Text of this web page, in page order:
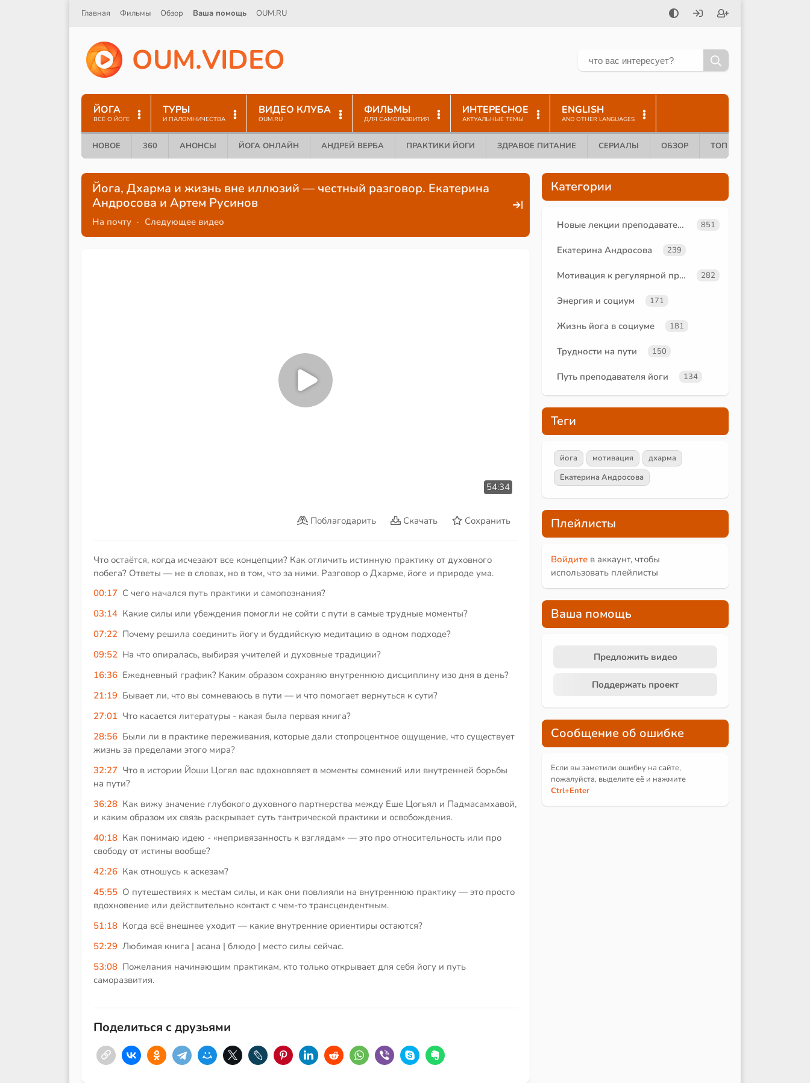
Главная Фильмы Обзор Ваша помощь OUM.RU
OUM.VIDEO
ЙОГА
ВСЁ О ЙОГЕ
ТУРЫ
И ПАЛОМНИЧЕСТВА
ВИДЕО КЛУБА
OUM.RU
ФИЛЬМЫ
ДЛЯ САМОРАЗВИТИЯ
ИНТЕРЕСНОЕ
АКТУАЛЬНЫЕ ТЕМЫ
ENGLISH
AND OTHER LANGUAGES
НОВОЕ 360 АНОНСЫ ЙОГА ОНЛАЙН АНДРЕЙ ВЕРБА ПРАКТИКИ ЙОГИ ЗДРАВОЕ ПИТАНИЕ СЕРИАЛЫ ОБЗОР ТОП 10
Йога, Дхарма и жизнь вне иллюзий — честный разговор. Екатерина
Андросова и Артем Русинов
На почту · Следующее видео
54:34
Поблагодарить Скачать Сохранить
Что остаётся, когда исчезают все концепции? Как отличить истинную практику от духовного
побега? Ответы — не в словах, но в том, что за ними. Разговор о Дхарме, йоге и природе ума.
00:17 С чего начался путь практики и самопознания?
03:14 Какие силы или убеждения помогли не сойти с пути в самые трудные моменты?
07:22 Почему решила соединить йогу и буддийскую медитацию в одном подходе?
09:52 На что опиралась, выбирая учителей и духовные традиции?
16:36 Ежедневный график? Каким образом сохраняю внутреннюю дисциплину изо дня в день?
21:19 Бывает ли, что вы сомневаюсь в пути — и что помогает вернуться к сути?
27:01 Что касается литературы - какая была первая книга?
28:56 Были ли в практике переживания, которые дали стопроцентное ощущение, что существует
жизнь за пределами этого мира?
32:27 Что в истории Йоши Цогял вас вдохновляет в моменты сомнений или внутренней борьбы
на пути?
36:28 Как вижу значение глубокого духовного партнерства между Еше Цогьял и Падмасамхавой,
и каким образом их связь раскрывает суть тантрической практики и освобождения.
40:18 Как понимаю идею - «непривязанность к взглядам» — это про относительность или про
свободу от истины вообще?
42:26 Как отношусь к аскезам?
45:55 О путешествиях к местам силы, и как они повлияли на внутреннюю практику — это просто
вдохновение или действительно контакт с чем-то трансцендентным.
51:18 Когда всё внешнее уходит — какие внутренние ориентиры остаются?
52:29 Любимая книга | асана | блюдо | место силы сейчас.
53:08 Пожелания начинающим практикам, кто только открывает для себя йогу и путь
саморазвития.
Поделиться с друзьями
Категории
Новые лекции преподавателей 851
Екатерина Андросова 239
Мотивация к регулярной практике 282
Энергия и социум 171
Жизнь йога в социуме 181
Трудности на пути 150
Путь преподавателя йоги 134
Теги
йога мотивация
дхарма
Екатерина Андросова
Плейлисты
Войдите в аккаунт, чтобы
использовать плейлисты
Ваша помощь
Предложить видео
Поддержать проект
Сообщение об ошибке
Если вы заметили ошибку на сайте,
пожалуйста, выделите её и нажмите
Ctrl+Enter